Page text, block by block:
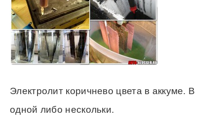
Электролит коричнево цвета в аккуме. В
одной либо нескольки.